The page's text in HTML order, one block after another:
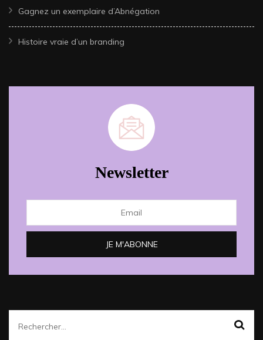
Gagnez un exemplaire d’Abnégation
Histoire vraie d’un branding
Newsletter
Rechercher :